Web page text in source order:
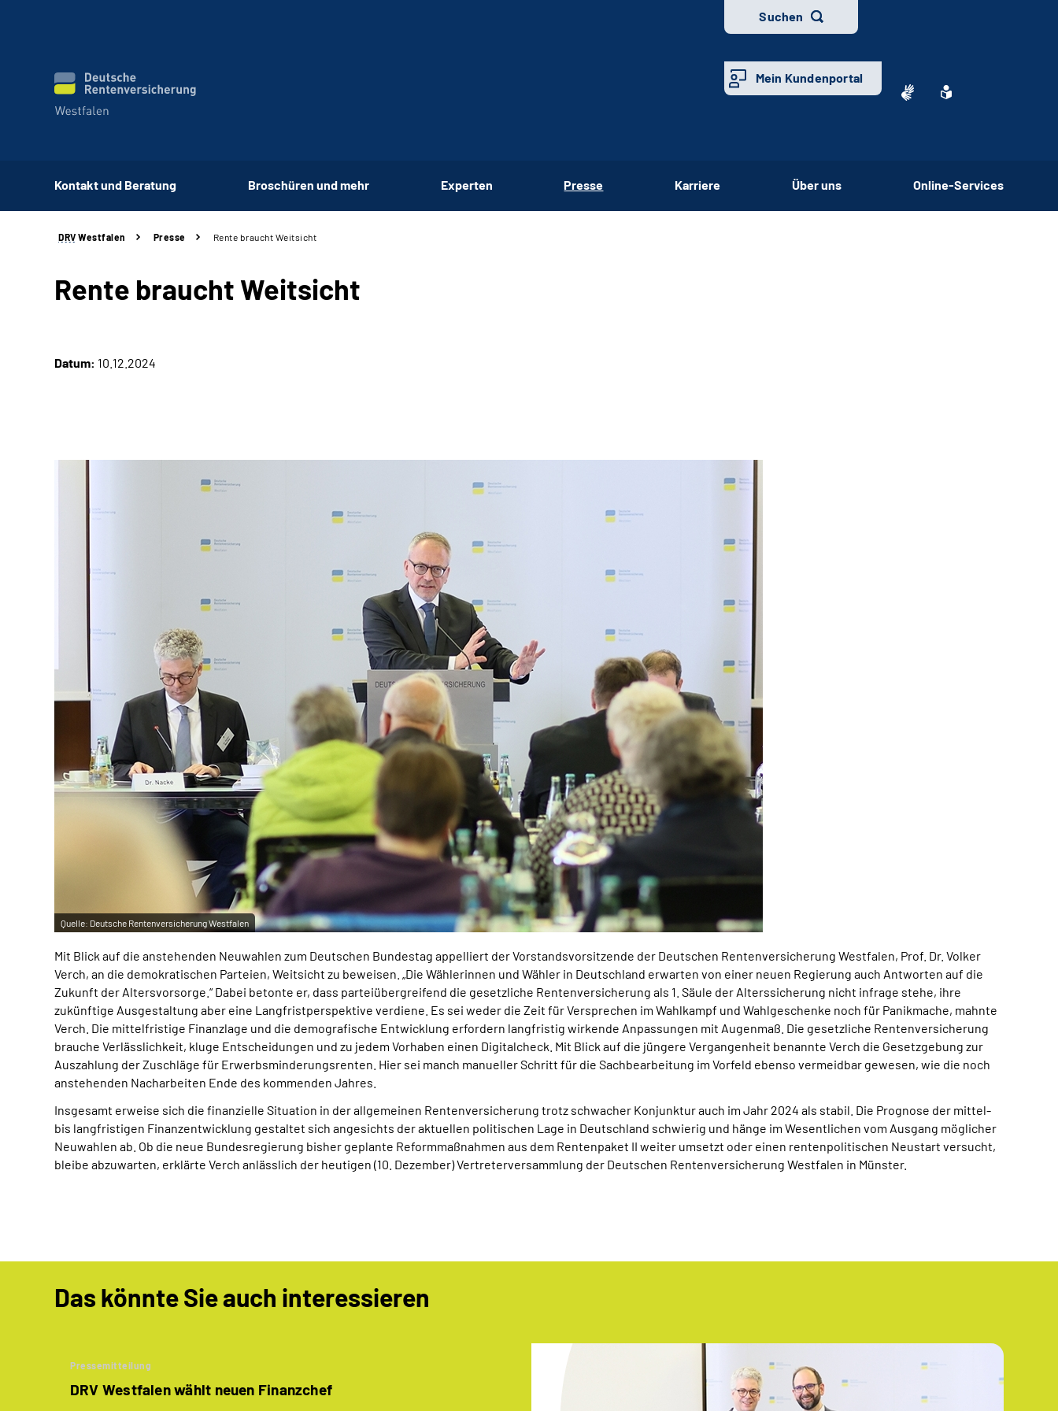
Suchen
Mein Kundenportal
Kontakt und Beratung Broschüren und mehr Experten Presse Karriere Über uns Online-Services
DRV Westfalen Presse Rente braucht Weitsicht
Rente braucht Weitsicht
Datum: 10.12.2024
Quelle: Deutsche Rentenversicherung Westfalen
Mit Blick auf die anstehenden Neuwahlen zum Deutschen Bundestag appelliert der Vorstandsvorsitzende der Deutschen Rentenversicherung Westfalen, Prof. Dr. Volker
Verch, an die demokratischen Parteien, Weitsicht zu beweisen. „Die Wählerinnen und Wähler in Deutschland erwarten von einer neuen Regierung auch Antworten auf die
Zukunft der Altersvorsorge.“ Dabei betonte er, dass parteiübergreifend die gesetzliche Rentenversicherung als 1. Säule der Alterssicherung nicht infrage stehe, ihre
zukünftige Ausgestaltung aber eine Langfristperspektive verdiene. Es sei weder die Zeit für Versprechen im Wahlkampf und Wahlgeschenke noch für Panikmache, mahnte
Verch. Die mittelfristige Finanzlage und die demografische Entwicklung erfordern langfristig wirkende Anpassungen mit Augenmaß. Die gesetzliche Rentenversicherung
brauche Verlässlichkeit, kluge Entscheidungen und zu jedem Vorhaben einen Digitalcheck. Mit Blick auf die jüngere Vergangenheit benannte Verch die Gesetzgebung zur
Auszahlung der Zuschläge für Erwerbsminderungsrenten. Hier sei manch manueller Schritt für die Sachbearbeitung im Vorfeld ebenso vermeidbar gewesen, wie die noch
anstehenden Nacharbeiten Ende des kommenden Jahres.
Insgesamt erweise sich die finanzielle Situation in der allgemeinen Rentenversicherung trotz schwacher Konjunktur auch im Jahr 2024 als stabil. Die Prognose der mittel-
bis langfristigen Finanzentwicklung gestaltet sich angesichts der aktuellen politischen Lage in Deutschland schwierig und hänge im Wesentlichen vom Ausgang möglicher
Neuwahlen ab. Ob die neue Bundesregierung bisher geplante Reformmaßnahmen aus dem Rentenpaket II weiter umsetzt oder einen rentenpolitischen Neustart versucht,
bleibe abzuwarten, erklärte Verch anlässlich der heutigen (10. Dezember) Vertreterversammlung der Deutschen Rentenversicherung Westfalen in Münster.
Das könnte Sie auch interessieren
Pressemitteilung
DRV Westfalen wählt neuen Finanzchef